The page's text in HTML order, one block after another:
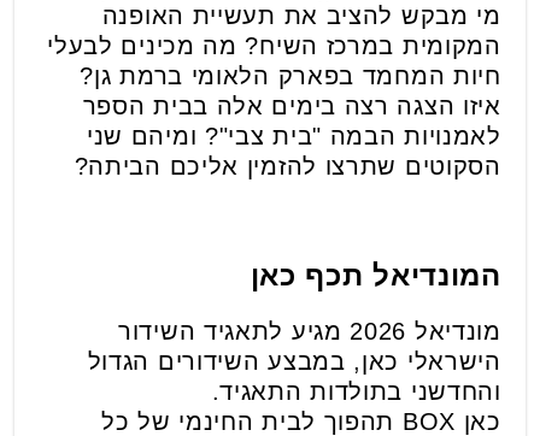
מי מבקש להציב את תעשיית האופנה
המקומית במרכז השיח? מה מכינים לבעלי
חיות המחמד בפארק הלאומי ברמת גן?
איזו הצגה רצה בימים אלה בבית הספר
לאמנויות הבמה "בית צבי"? ומיהם שני
הסקוטים שתרצו להזמין אליכם הביתה?
המונדיאל תכף כאן
מונדיאל 2026 מגיע לתאגיד השידור
הישראלי כאן, במבצע השידורים הגדול
והחדשני בתולדות התאגיד.
כאן BOX תהפוך לבית החינמי של כל